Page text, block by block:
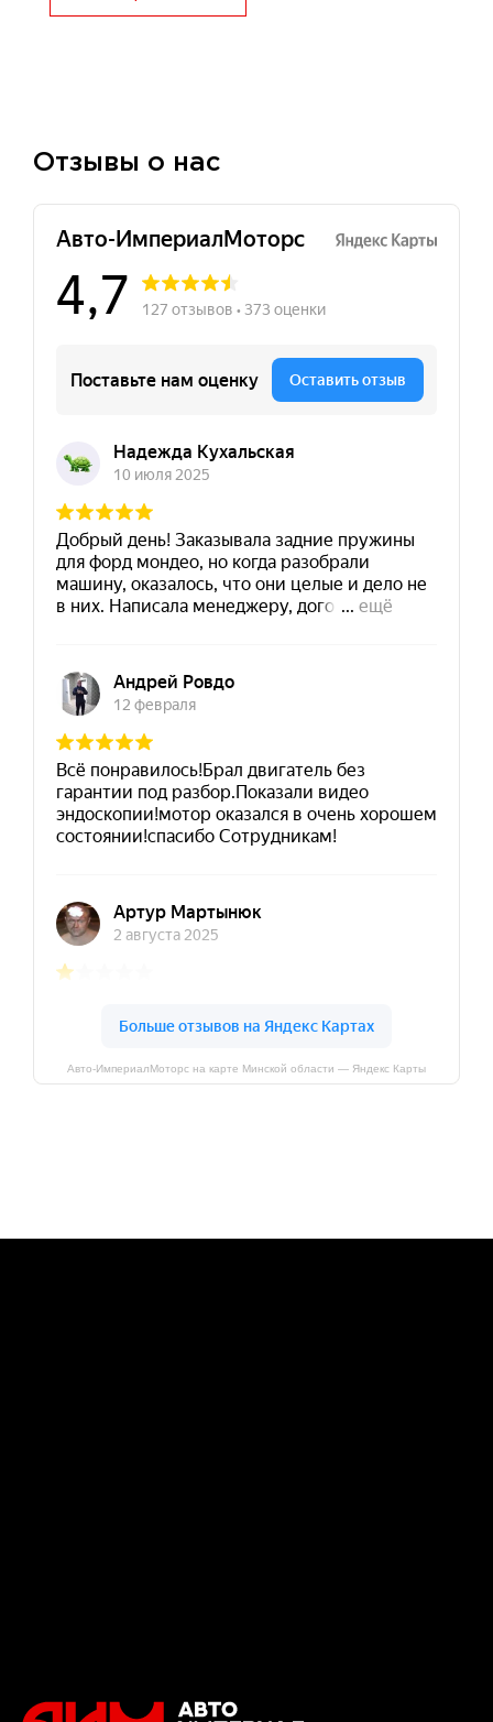
Отзывы о нас
Авто-ИмпериалМоторс на карте Минской области — Яндекс Карты